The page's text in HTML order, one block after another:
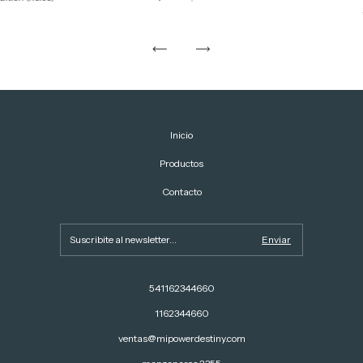
Inicio
Productos
Contacto
541162344660
1162344660
ventas@mipowerdestiny.com